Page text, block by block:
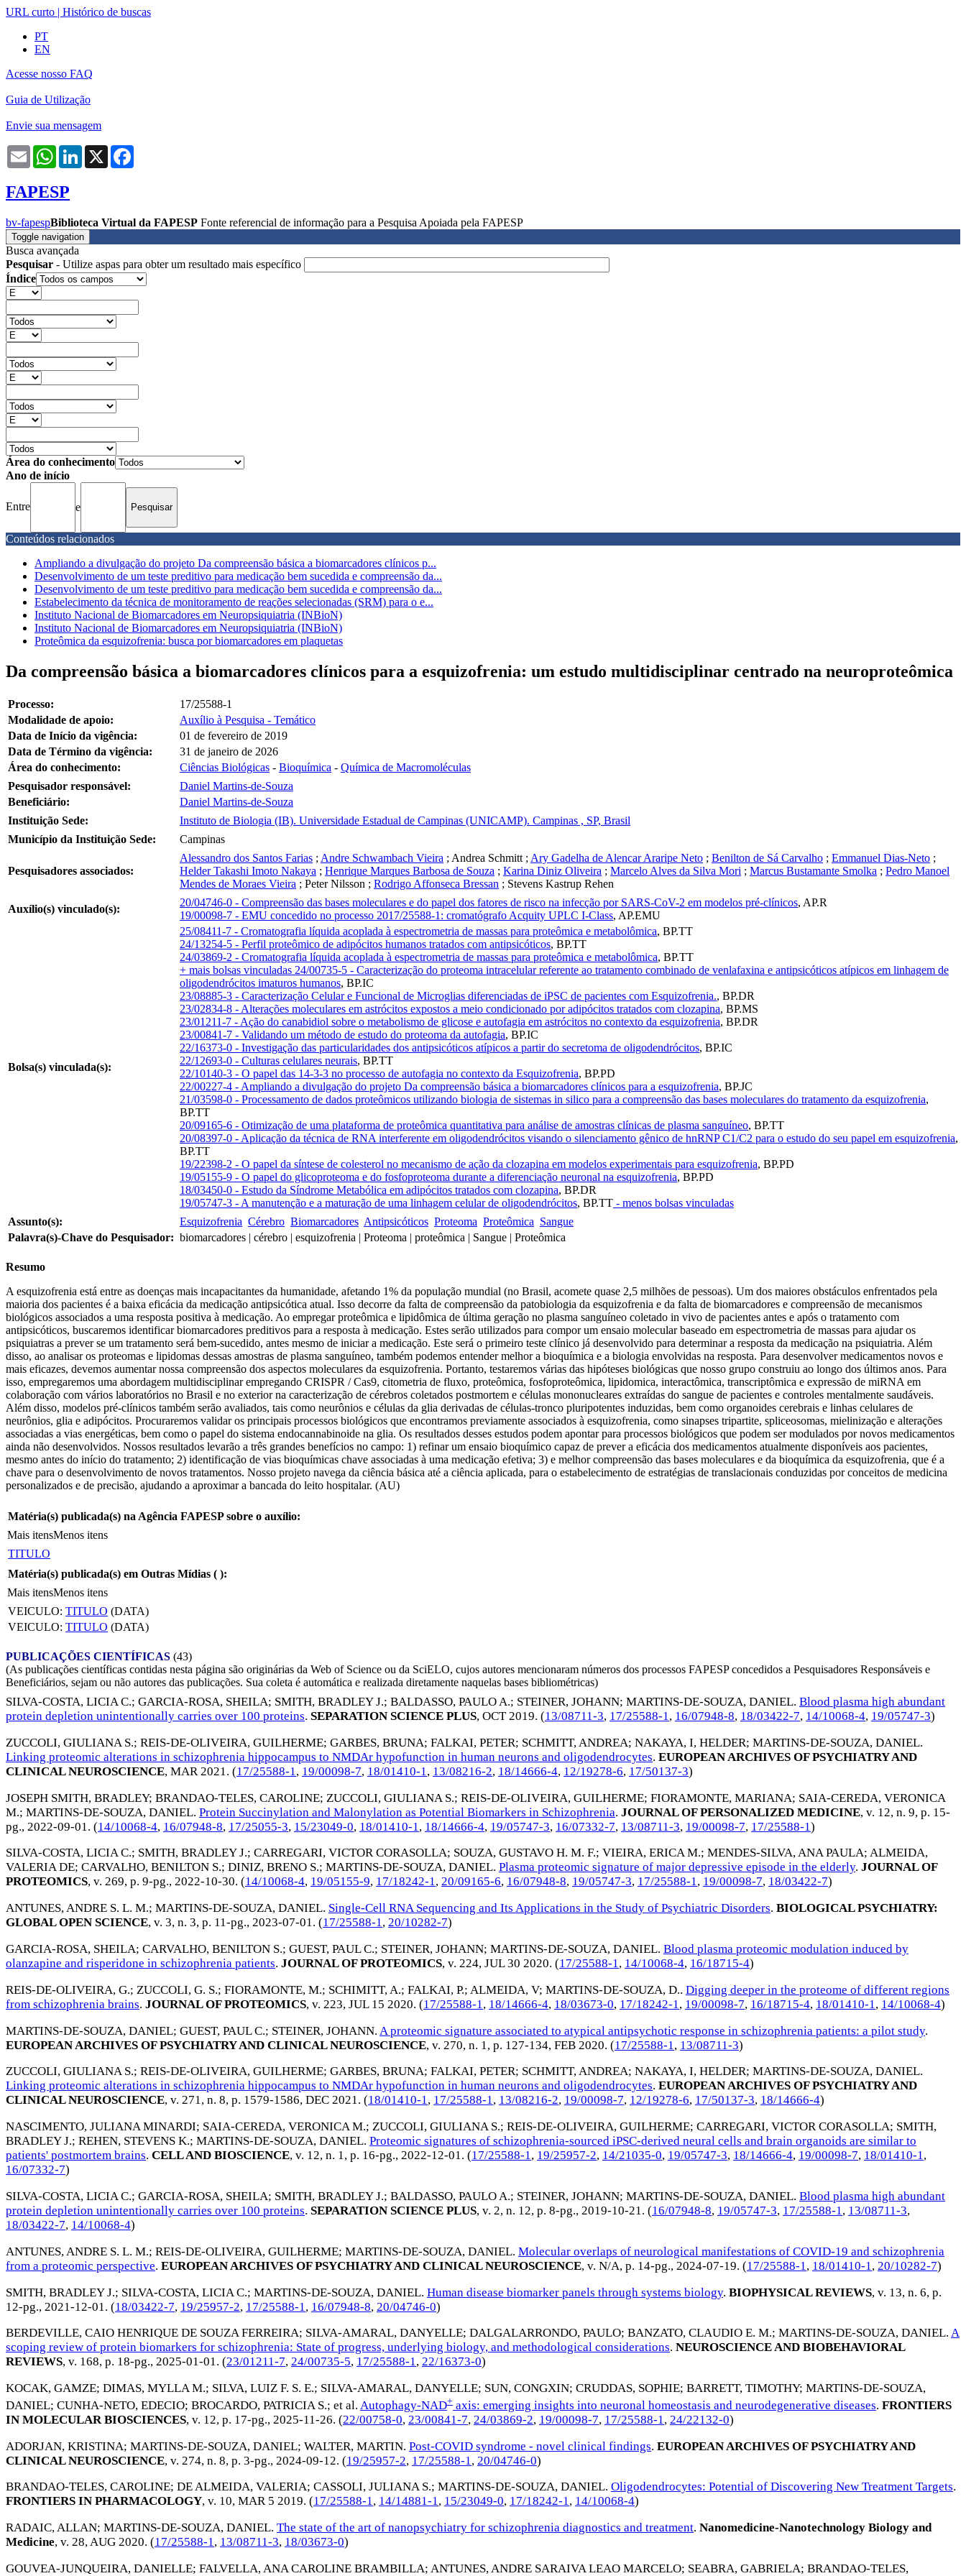
URL curto | Histórico de buscas
PT
EN
Acesse nosso FAQ
Guia de Utilização
Envie sua mensagem
Email WhatsAppLinkedIn
X
FAPESP
bv-fapespBiblioteca Virtual da FAPESP Fonte referencial de informação para a Pesquisa Apoiada pela FAPESP
Toggle navigation
Busca avançada
Pesquisar - Utilize aspas para obter um resultado mais específico
Índice
Área do conhecimento
Ano de início
Entre e
Conteúdos relacionados
Ampliando a divulgação do projeto Da compreensão básica a biomarcadores clínicos p...
Desenvolvimento de um teste preditivo para medicação bem sucedida e compreensão da...
Desenvolvimento de um teste preditivo para medicação bem sucedida e compreensão da...
Estabelecimento da técnica de monitoramento de reações selecionadas (SRM) para o e...
Instituto Nacional de Biomarcadores em Neuropsiquiatria (INBioN)
Instituto Nacional de Biomarcadores em Neuropsiquiatria (INBioN)
Proteômica da esquizofrenia: busca por biomarcadores em plaquetas
Da compreensão básica a biomarcadores clínicos para a esquizofrenia: um estudo multidisciplinar centrado na neuroproteômica
Processo:
17/25588-1
Modalidade de apoio:
Auxílio à Pesquisa - Temático
Data de Início da vigência:
01 de fevereiro de 2019
Data de Término da vigência:
31 de janeiro de 2026
Área do conhecimento:
Ciências Biológicas - Bioquímica - Química de Macromoléculas
Pesquisador responsável:
Daniel Martins-de-Souza
Beneficiário:
Daniel Martins-de-Souza
Instituição Sede:
Instituto de Biologia (IB). Universidade Estadual de Campinas (UNICAMP). Campinas , SP, Brasil
Município da Instituição Sede:
Campinas
Pesquisadores associados:
Alessandro dos Santos Farias ; Andre Schwambach Vieira ; Andrea Schmitt ; Ary Gadelha de Alencar Araripe Neto ; Benilton de Sá Carvalho ; Emmanuel Dias-Neto ;
Helder Takashi Imoto Nakaya ; Henrique Marques Barbosa de Souza ; Karina Diniz Oliveira ; Marcelo Alves da Silva Mori ; Marcus Bustamante Smolka ; Pedro Manoel
Mendes de Moraes Vieira ; Peter Nilsson ; Rodrigo Affonseca Bressan ; Stevens Kastrup Rehen
Auxílio(s) vinculado(s):
20/04746-0 - Compreensão das bases moleculares e do papel dos fatores de risco na infecção por SARS-CoV-2 em modelos pré-clínicos, AP.R
19/00098-7 - EMU concedido no processo 2017/25588-1: cromatógrafo Acquity UPLC I-Class, AP.EMU
Bolsa(s) vinculada(s):
25/08411-7 - Cromatografia líquida acoplada à espectrometria de massas para proteômica e metabolômica, BP.TT
24/13254-5 - Perfil proteômico de adipócitos humanos tratados com antipsicóticos, BP.TT
24/03869-2 - Cromatografia líquida acoplada à espectrometria de massas para proteômica e metabolômica, BP.TT
+ mais bolsas vinculadas 24/00735-5 - Caracterização do proteoma intracelular referente ao tratamento combinado de venlafaxina e antipsicóticos atípicos em linhagem de
oligodendrócitos imaturos humanos, BP.IC
23/08885-3 - Caracterização Celular e Funcional de Microglias diferenciadas de iPSC de pacientes com Esquizofrenia., BP.DR
23/02834-8 - Alterações moleculares em astrócitos expostos a meio condicionado por adipócitos tratados com clozapina, BP.MS
23/01211-7 - Ação do canabidiol sobre o metabolismo de glicose e autofagia em astrócitos no contexto da esquizofrenia, BP.DR
23/00841-7 - Validando um método de estudo do proteoma da autofagia, BP.IC
22/16373-0 - Investigação das particularidades dos antipsicóticos atípicos a partir do secretoma de oligodendrócitos, BP.IC
22/12693-0 - Culturas celulares neurais, BP.TT
22/10140-3 - O papel das 14-3-3 no processo de autofagia no contexto da Esquizofrenia, BP.PD
22/00227-4 - Ampliando a divulgação do projeto Da compreensão básica a biomarcadores clínicos para a esquizofrenia, BP.JC
21/03598-0 - Processamento de dados proteômicos utilizando biologia de sistemas in silico para a compreensão das bases moleculares do tratamento da esquizofrenia,
BP.TT
20/09165-6 - Otimização de uma plataforma de proteômica quantitativa para análise de amostras clínicas de plasma sanguíneo, BP.TT
20/08397-0 - Aplicação da técnica de RNA interferente em oligodendrócitos visando o silenciamento gênico de hnRNP C1/C2 para o estudo do seu papel em esquizofrenia,
BP.TT
19/22398-2 - O papel da síntese de colesterol no mecanismo de ação da clozapina em modelos experimentais para esquizofrenia, BP.PD
19/05155-9 - O papel do glicoproteoma e do fosfoproteoma durante a diferenciação neuronal na esquizofrenia, BP.PD
18/03450-0 - Estudo da Síndrome Metabólica em adipócitos tratados com clozapina, BP.DR
19/05747-3 - A manutenção e a maturação de uma linhagem celular de oligodendrócitos, BP.TT - menos bolsas vinculadas
Assunto(s):
Esquizofrenia Cérebro Biomarcadores Antipsicóticos Proteoma Proteômica Sangue
Palavra(s)-Chave do Pesquisador: biomarcadores | cérebro | esquizofrenia | Proteoma | proteômica | Sangue | Proteômica
Resumo
A esquizofrenia está entre as doenças mais incapacitantes da humanidade, afetando 1% da população mundial (no Brasil, acomete quase 2,5 milhões de pessoas). Um dos maiores obstáculos enfrentados pela
maioria dos pacientes é a baixa eficácia da medicação antipsicótica atual. Isso decorre da falta de compreensão da patobiologia da esquizofrenia e da falta de biomarcadores e compreensão de mecanismos
biológicos associados a uma resposta positiva à medicação. Ao empregar proteômica e lipidômica de última geração no plasma sanguíneo coletado in vivo de pacientes antes e após o tratamento com
antipsicóticos, buscaremos identificar biomarcadores preditivos para a resposta à medicação. Estes serão utilizados para compor um ensaio molecular baseado em espectrometria de massas para ajudar os
psiquiatras a prever se um tratamento será bem-sucedido, antes mesmo de iniciar a medicação. Este será o primeiro teste clínico já desenvolvido para determinar a resposta da medicação na psiquiatria. Além
disso, ao analisar os proteomas e lipidomas dessas amostras de plasma sanguíneo, também podemos entender melhor a bioquímica e a biologia envolvidas na resposta. Para desenvolver medicamentos novos e
mais eficazes, devemos aumentar nossa compreensão dos aspectos moleculares da esquizofrenia. Portanto, testaremos várias das hipóteses biológicas que nosso grupo construiu ao longo dos últimos anos. Para
isso, empregaremos uma abordagem multidisciplinar empregando CRISPR / Cas9, citometria de fluxo, proteômica, fosfoproteômica, lipidomica, interactômica, transcriptômica e expressão de miRNA em
colaboração com vários laboratórios no Brasil e no exterior na caracterização de cérebros coletados postmortem e células mononucleares extraídas do sangue de pacientes e controles mentalmente saudáveis.
Além disso, modelos pré-clínicos também serão avaliados, tais como neurônios e células da glia derivadas de células-tronco pluripotentes induzidas, bem como organoides cerebrais e linhas celulares de
neurônios, glia e adipócitos. Procuraremos validar os principais processos biológicos que encontramos previamente associados à esquizofrenia, como sinapses tripartite, spliceosomas, mielinização e alterações
associadas a vias energéticas, bem como o papel do sistema endocannabinoide na glia. Os resultados desses estudos podem apontar para processos biológicos que podem ser modulados por novos medicamentos
ainda não desenvolvidos. Nossos resultados levarão a três grandes benefícios no campo: 1) refinar um ensaio bioquímico capaz de prever a eficácia dos medicamentos atualmente disponíveis aos pacientes,
mesmo antes do início do tratamento; 2) identificação de vias bioquímicas chave associadas à uma medicação efetiva; 3) e melhor compreensão das bases moleculares e da bioquímica da esquizofrenia, que é a
chave para o desenvolvimento de novos tratamentos. Nosso projeto navega da ciência básica até a ciência aplicada, para o estabelecimento de estratégias de translacionais conduzidas por conceitos de medicina
personalizados e de precisão, ajudando a aproximar a bancada do leito hospitalar. (AU)
Matéria(s) publicada(s) na Agência FAPESP sobre o auxílio:
Mais itensMenos itens
TITULO
Matéria(s) publicada(s) em Outras Mídias ( ):
Mais itensMenos itens
VEICULO: TITULO (DATA)
VEICULO: TITULO (DATA)
PUBLICAÇÕES CIENTÍFICAS (43)
(As publicações científicas contidas nesta página são originárias da Web of Science ou da SciELO, cujos autores mencionaram números dos processos FAPESP concedidos a Pesquisadores Responsáveis e
Beneficiários, sejam ou não autores das publicações. Sua coleta é automática e realizada diretamente naquelas bases bibliométricas)
SILVA-COSTA, LICIA C.; GARCIA-ROSA, SHEILA; SMITH, BRADLEY J.; BALDASSO, PAULO A.; STEINER, JOHANN; MARTINS-DE-SOUZA, DANIEL. Blood plasma high abundant
protein depletion unintentionally carries over 100 proteins. SEPARATION SCIENCE PLUS, OCT 2019. (13/08711-3, 17/25588-1, 16/07948-8, 18/03422-7, 14/10068-4, 19/05747-3)
ZUCCOLI, GIULIANA S.; REIS-DE-OLIVEIRA, GUILHERME; GARBES, BRUNA; FALKAI, PETER; SCHMITT, ANDREA; NAKAYA, I, HELDER; MARTINS-DE-SOUZA, DANIEL.
Linking proteomic alterations in schizophrenia hippocampus to NMDAr hypofunction in human neurons and oligodendrocytes. EUROPEAN ARCHIVES OF PSYCHIATRY AND
CLINICAL NEUROSCIENCE, MAR 2021. (17/25588-1, 19/00098-7, 18/01410-1, 13/08216-2, 18/14666-4, 12/19278-6, 17/50137-3)
JOSEPH SMITH, BRADLEY; BRANDAO-TELES, CAROLINE; ZUCCOLI, GIULIANA S.; REIS-DE-OLIVEIRA, GUILHERME; FIORAMONTE, MARIANA; SAIA-CEREDA, VERONICA
M.; MARTINS-DE-SOUZA, DANIEL. Protein Succinylation and Malonylation as Potential Biomarkers in Schizophrenia. JOURNAL OF PERSONALIZED MEDICINE, v. 12, n. 9, p. 15-
pg., 2022-09-01 . (14/10068-4, 16/07948-8, 17/25055-3, 15/23049-0, 18/01410-1 , 18/14666-4, 19/05747-3, 16/07332-7, 13/08711-3, 19/00098-7, 17/25588-1)
SILVA-COSTA, LICIA C.; SMITH, BRADLEY J.; CARREGARI, VICTOR CORASOLLA; SOUZA, GUSTAVO H. M. F.; VIEIRA, ERICA M.; MENDES-SILVA, ANA PAULA; ALMEIDA,
VALERIA DE; CARVALHO, BENILTON S.; DINIZ, BRENO S.; MARTINS-DE-SOUZA, DANIEL. Plasma proteomic signature of major depressive episode in the elderly. JOURNAL OF
PROTEOMICS, v. 269, p. 9-pg., 2022-10-30. (14/10068-4, 19/05155-9, 17/18242-1, 20/09165-6, 16/07948-8, 19/05747-3, 17/25588-1, 19/00098-7, 18/03422-7)
ANTUNES, ANDRE S. L. M.; MARTINS-DE-SOUZA, DANIEL. Single-Cell RNA Sequencing and Its Applications in the Study of Psychiatric Disorders. BIOLOGICAL PSYCHIATRY:
GLOBAL OPEN SCIENCE, v. 3, n. 3, p. 11-pg., 2023-07-01. (17/25588-1, 20/10282-7)
GARCIA-ROSA, SHEILA; CARVALHO, BENILTON S.; GUEST, PAUL C.; STEINER, JOHANN; MARTINS-DE-SOUZA, DANIEL. Blood plasma proteomic modulation induced by
olanzapine and risperidone in schizophrenia patients. JOURNAL OF PROTEOMICS, v. 224, JUL 30 2020. (17/25588-1, 14/10068-4, 16/18715-4)
REIS-DE-OLIVEIRA, G.; ZUCCOLI, G. S.; FIORAMONTE, M.; SCHIMITT, A.; FALKAI, P.; ALMEIDA, V; MARTINS-DE-SOUZA, D.. Digging deeper in the proteome of different regions
from schizophrenia brains. JOURNAL OF PROTEOMICS, v. 223, JUL 15 2020. (17/25588-1 , 18/14666-4, 18/03673-0, 17/18242-1 , 19/00098-7, 16/18715-4, 18/01410-1 , 14/10068-4)
MARTINS-DE-SOUZA, DANIEL; GUEST, PAUL C.; STEINER, JOHANN. A proteomic signature associated to atypical antipsychotic response in schizophrenia patients: a pilot study.
EUROPEAN ARCHIVES OF PSYCHIATRY AND CLINICAL NEUROSCIENCE, v. 270, n. 1, p. 127-134, FEB 2020. (17/25588-1 , 13/08711-3)
ZUCCOLI, GIULIANA S.; REIS-DE-OLIVEIRA, GUILHERME; GARBES, BRUNA; FALKAI, PETER; SCHMITT, ANDREA; NAKAYA, I, HELDER; MARTINS-DE-SOUZA, DANIEL.
Linking proteomic alterations in schizophrenia hippocampus to NMDAr hypofunction in human neurons and oligodendrocytes. EUROPEAN ARCHIVES OF PSYCHIATRY AND
CLINICAL NEUROSCIENCE, v. 271, n. 8, p. 1579-1586, DEC 2021. (18/01410-1, 17/25588-1, 13/08216-2, 19/00098-7, 12/19278-6, 17/50137-3, 18/14666-4)
NASCIMENTO, JULIANA MINARDI; SAIA-CEREDA, VERONICA M.; ZUCCOLI, GIULIANA S.; REIS-DE-OLIVEIRA, GUILHERME; CARREGARI, VICTOR CORASOLLA; SMITH,
BRADLEY J.; REHEN, STEVENS K.; MARTINS-DE-SOUZA, DANIEL. Proteomic signatures of schizophrenia-sourced iPSC-derived neural cells and brain organoids are similar to
patients' postmortem brains. CELL AND BIOSCIENCE, v. 12, n. 1, p. 16-pg., 2022-12-01. (17/25588-1, 19/25957-2, 14/21035-0, 19/05747-3, 18/14666-4, 19/00098-7, 18/01410-1,
16/07332-7)
SILVA-COSTA, LICIA C.; GARCIA-ROSA, SHEILA; SMITH, BRADLEY J.; BALDASSO, PAULO A.; STEINER, JOHANN; MARTINS-DE-SOUZA, DANIEL. Blood plasma high abundant
protein depletion unintentionally carries over 100 proteins. SEPARATION SCIENCE PLUS, v. 2, n. 12, p. 8-pg., 2019-10-21. (16/07948-8, 19/05747-3, 17/25588-1, 13/08711-3,
18/03422-7, 14/10068-4)
ANTUNES, ANDRE S. L. M.; REIS-DE-OLIVEIRA, GUILHERME; MARTINS-DE-SOUZA, DANIEL. Molecular overlaps of neurological manifestations of COVID-19 and schizophrenia
from a proteomic perspective. EUROPEAN ARCHIVES OF PSYCHIATRY AND CLINICAL NEUROSCIENCE, v. N/A, p. 14-pg., 2024-07-19. (17/25588-1 , 18/01410-1 , 20/10282-7)
SMITH, BRADLEY J.; SILVA-COSTA, LICIA C.; MARTINS-DE-SOUZA, DANIEL. Human disease biomarker panels through systems biology. BIOPHYSICAL REVIEWS, v. 13, n. 6, p.
12-pg., 2021-12-01 . (18/03422-7, 19/25957-2, 17/25588-1 , 16/07948-8, 20/04746-0)
BERDEVILLE, CAIO HENRIQUE DE SOUZA FERREIRA; SILVA-AMARAL, DANYELLE; DALGALARRONDO, PAULO; BANZATO, CLAUDIO E. M.; MARTINS-DE-SOUZA, DANIEL. A
scoping review of protein biomarkers for schizophrenia: State of progress, underlying biology, and methodological considerations. NEUROSCIENCE AND BIOBEHAVIORAL
REVIEWS, v. 168, p. 18-pg., 2025-01-01. (23/01211-7, 24/00735-5, 17/25588-1, 22/16373-0)
KOCAK, GAMZE; DIMAS, MYLLA M.; SILVA, LUIZ F. S. E.; SILVA-AMARAL, DANYELLE; SUN, CONGXIN; CRUDDAS, SOPHIE; BARRETT, TIMOTHY; MARTINS-DE-SOUZA,
DANIEL; CUNHA-NETO, EDECIO; BROCARDO, PATRICIA S.; et al. Autophagy-NAD+ axis: emerging insights into neuronal homeostasis and neurodegenerative diseases. FRONTIERS
IN MOLECULAR BIOSCIENCES, v. 12, p. 17-pg., 2025-11-26. (22/00758-0, 23/00841-7, 24/03869-2, 19/00098-7, 17/25588-1 , 24/22132-0)
ADORJAN, KRISTINA; MARTINS-DE-SOUZA, DANIEL; WALTER, MARTIN. Post-COVID syndrome - novel clinical findings. EUROPEAN ARCHIVES OF PSYCHIATRY AND
CLINICAL NEUROSCIENCE, v. 274, n. 8, p. 3-pg., 2024-09-12. (19/25957-2, 17/25588-1 , 20/04746-0)
BRANDAO-TELES, CAROLINE; DE ALMEIDA, VALERIA; CASSOLI, JULIANA S.; MARTINS-DE-SOUZA, DANIEL. Oligodendrocytes: Potential of Discovering New Treatment Targets.
FRONTIERS IN PHARMACOLOGY, v. 10, MAR 5 2019. (17/25588-1, 14/14881-1, 15/23049-0, 17/18242-1, 14/10068-4)
RADAIC, ALLAN; MARTINS-DE-SOUZA, DANIEL. The state of the art of nanopsychiatry for schizophrenia diagnostics and treatment. Nanomedicine-Nanotechnology Biology and
Medicine, v. 28,AUG 2020. (17/25588-1, 13/08711-3, 18/03673-0)
GOUVEA-JUNQUEIRA, DANIELLE; FALVELLA, ANA CAROLINE BRAMBILLA; ANTUNES, ANDRE SARAIVA LEAO MARCELO; SEABRA, GABRIELA; BRANDAO-TELES,